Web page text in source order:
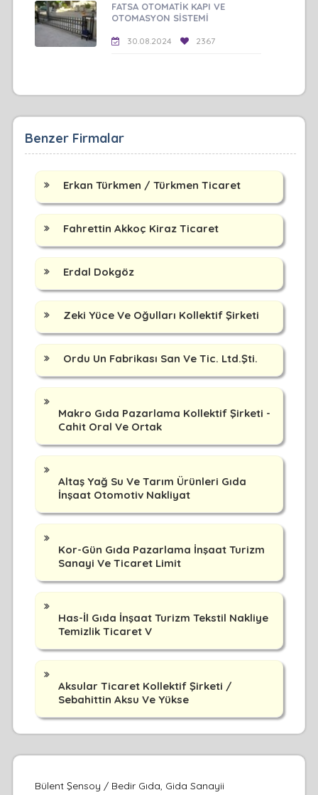
FATSA OTOMATİK KAPI VE
OTOMASYON SİSTEMİ
30.08.2024 2367
Benzer Firmalar
Erkan Türkmen / Türkmen Ticaret
Fahrettin Akkoç Kiraz Ticaret
Erdal Dokgöz
Zeki Yüce Ve Oğulları Kollektif Şirketi
Ordu Un Fabrikası San Ve Tic. Ltd.Şti.
Makro Gıda Pazarlama Kollektif Şirketi -
Cahit Oral Ve Ortak
Altaş Yağ Su Ve Tarım Ürünleri Gıda
İnşaat Otomotiv Nakliyat
Kor-Gün Gıda Pazarlama İnşaat Turizm
Sanayi Ve Ticaret Limit
Has-İl Gıda İnşaat Turizm Tekstil Nakliye
Temizlik Ticaret V
Aksular Ticaret Kollektif Şirketi /
Sebahittin Aksu Ve Yükse
Bülent Şensoy / Bedir Gıda, Gida Sanayii